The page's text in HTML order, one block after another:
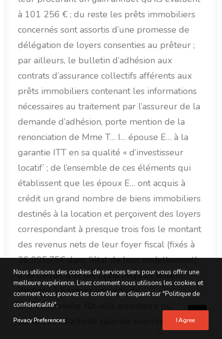
à 101 256 € ; du reste les prêts immobiliers
concernés sont assortis d’une promesse de
délégation de loyers consenties au prêteur ;
par ailleurs, le bulletin d’adhésion aux
contrats d’assurance collectifs afférents aux
prêts immobiliers contenant les informations
nécessaires au traitement par l’assureur de la
demande d’adhésion, porte mention de la
renonciation de Mme T… I… épouse E… à la
garantie ITT en sa qualité « d’investisseur
locatif’ ; de l’ensemble de ces éléments qui
établissent que les époux E… ont acquis à
crédit un grand nombre de biens immobiliers
destinés à la location et perçoivent des loyers
correspondant à presque trois fois le montant
des revenus nets de leur foyer fiscal (fixés à
36 995,75€ dans l’état de leur endettement),
il se déduit que les prêts litigieux étaient
destinés à financer une activité
professionnelle, fût-elle accessoire ou
parallèle, à l’activité salariée exercée par les
Nous utilisons des cookies de services tiers pour vous offrir une
meilleure expérience. Lisez comment nous utilisons les cookies et
comment vous pouvez les contrôler en cliquant sur "Politique de
confidentialité".
Privacy Preferences I Agree